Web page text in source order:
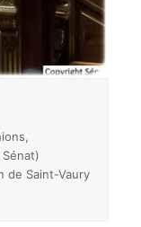
de Saint-Vaury